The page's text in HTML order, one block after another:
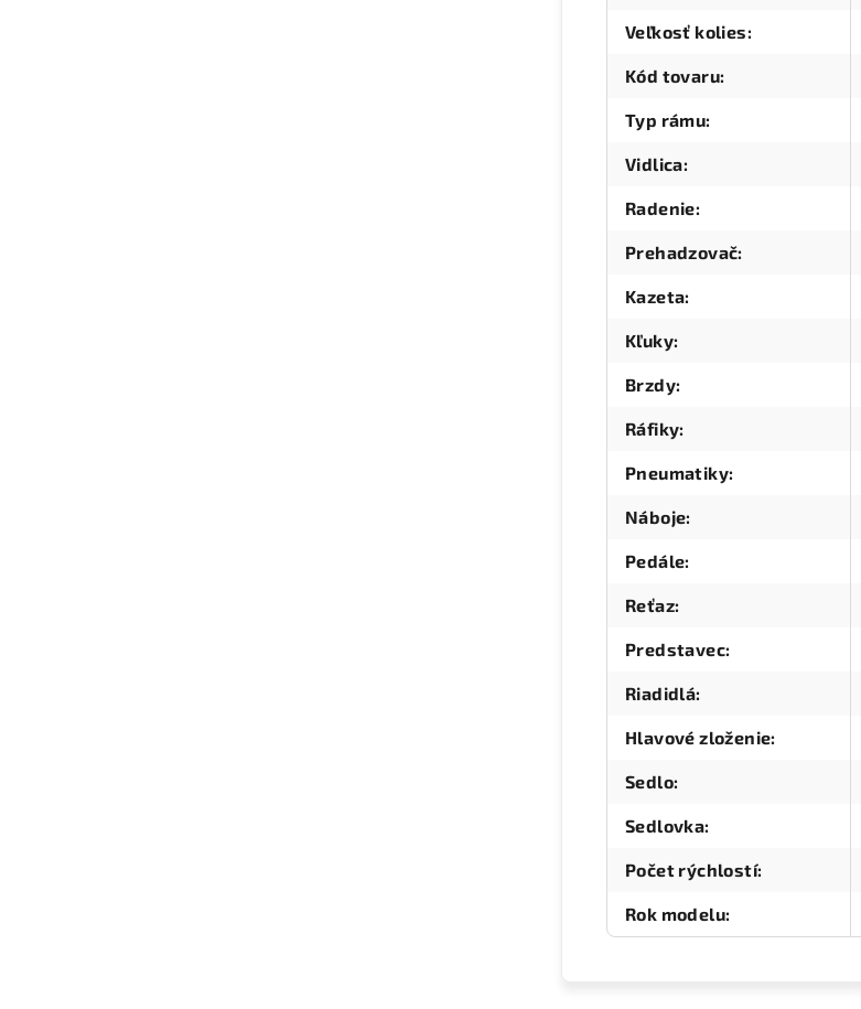
Veľkosť kolies:
Kód tovaru:
Typ rámu:
Vidlica:
Radenie:
Prehadzovač:
Kazeta:
Kľuky:
Brzdy:
Ráfiky:
Pneumatiky:
Náboje:
Pedále:
Reťaz:
Predstavec:
Riadidlá:
Hlavové zloženie:
Sedlo:
Sedlovka:
Počet rýchlostí:
Rok modelu: